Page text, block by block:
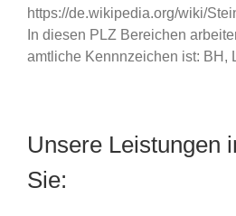
https://de.wikipedia.org/wiki/
In diesen PLZ Bereichen
amtliche Kennnzeichen ist: BH,
Unsere Leistungen
Sie: